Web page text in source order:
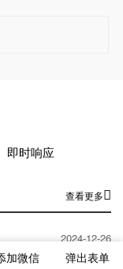
即时响应
查看更多
2024-12-26
加微信 弹出表单